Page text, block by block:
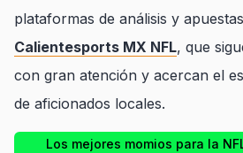
plataformas de análisis y
Calientesports MX NFL, que
con gran atención y acercan el
de aficionados locales.
Los mejores momios para la